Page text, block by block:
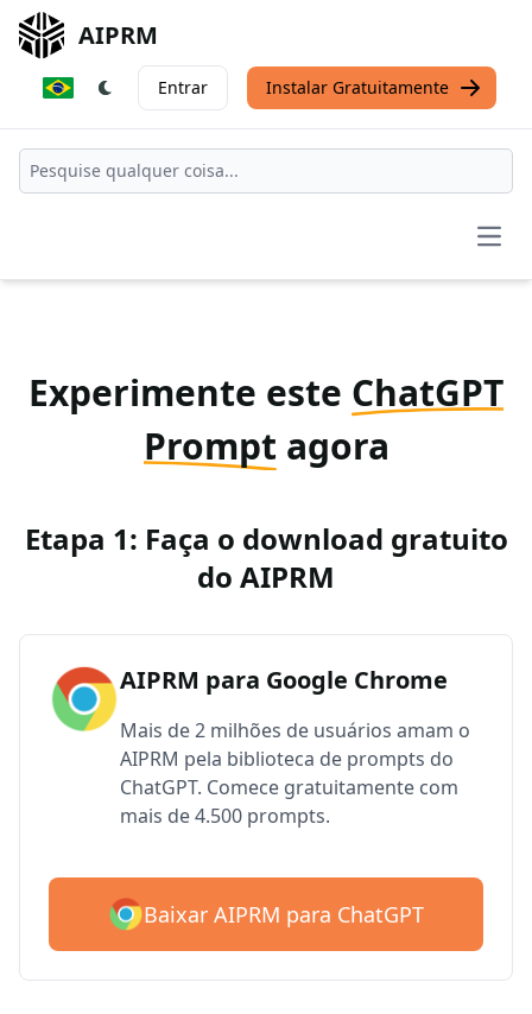
AIPRM
Entrar Instalar Gratuitamente
Experimente este ChatGPT
Prompt agora
Etapa 1: Faça o download gratuito
do AIPRM
AIPRM para Google Chrome
Mais de 2 milhões de usuários amam o
AIPRM pela biblioteca de prompts do
ChatGPT. Comece gratuitamente com
mais de 4.500 prompts.
Baixar AIPRM para ChatGPT